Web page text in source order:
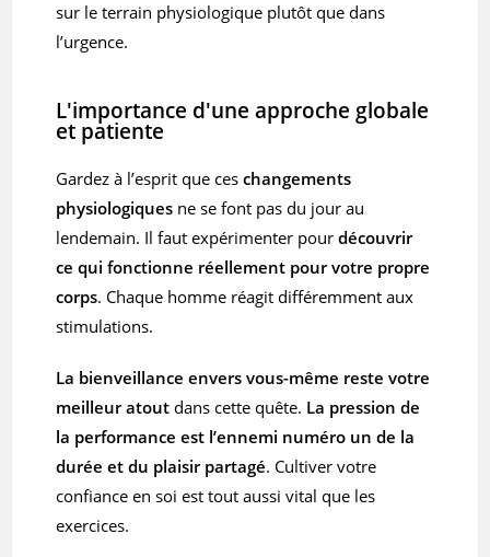
sur le terrain physiologique plutôt que dans
l’urgence.
L'importance d'une approche globale
et patiente
Gardez à l’esprit que ceschangements
physiologiques ne se font pas du jour au
lendemain. Il faut expérimenter pourdécouvrir
ce qui fonctionne réellement pour votre propre
corps. Chaque homme réagit différemment aux
stimulations.
La bienveillance envers vous-même reste votre
meilleur atout dans cette quête. La pression de
la performance est l’ennemi numéro un de la
durée et du plaisir partagé. Cultiver votre
confiance en soi est tout aussi vital que les
exercices.